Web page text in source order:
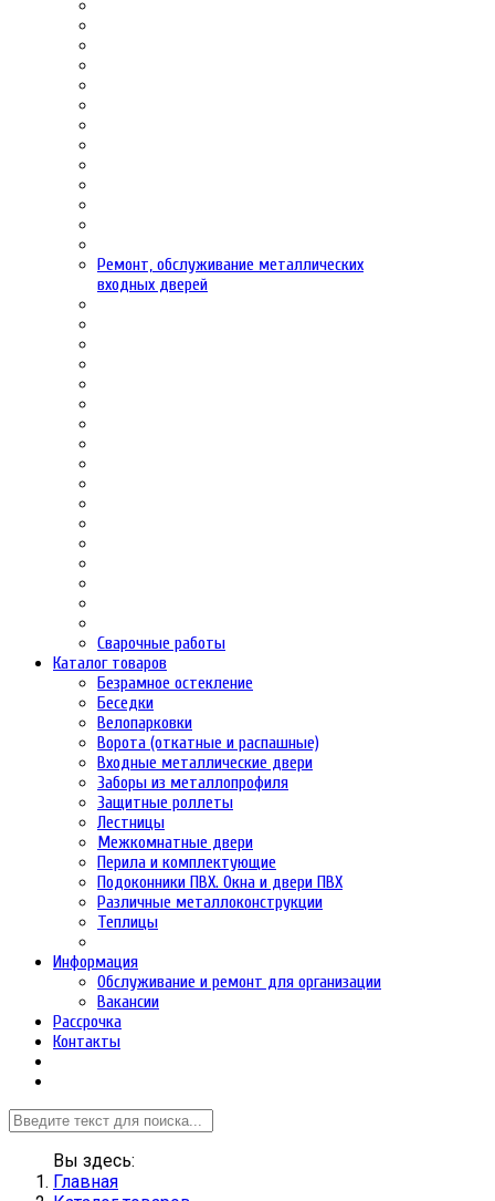
Ремонт, обслуживание металлических
входных дверей
Сварочные работы
Каталог товаров
Безрамное остекление
Беседки
Велопарковки
Ворота (откатные и распашные)
Входные металлические двери
Заборы из металлопрофиля
Защитные роллеты
Лестницы
Межкомнатные двери
Перила и комплектующие
Подоконники ПВХ. Окна и двери ПВХ
Различные металлоконструкции
Теплицы
Информация
Обслуживание и ремонт для организации
Вакансии
Рассрочка
Контакты
Вы здесь:
Главная